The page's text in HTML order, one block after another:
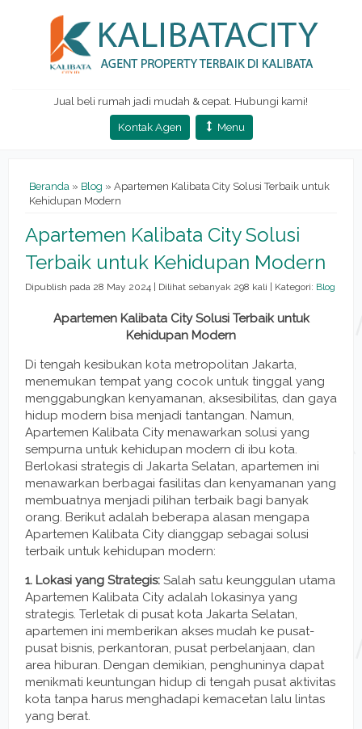
Jual beli rumah jadi mudah & cepat. Hubungi kami!
Kontak Agen
Menu
Beranda » Blog » Apartemen Kalibata City Solusi Terbaik untuk
Kehidupan Modern
Apartemen Kalibata City Solusi
Terbaik untuk Kehidupan Modern
Dipublish pada 28 May 2024 | Dilihat sebanyak 298 kali | Kategori: Blog
Apartemen Kalibata City Solusi Terbaik untuk
Kehidupan Modern
Di tengah kesibukan kota metropolitan Jakarta,
menemukan tempat yang cocok untuk tinggal yang
menggabungkan kenyamanan, aksesibilitas, dan gaya
hidup modern bisa menjadi tantangan. Namun,
Apartemen Kalibata City menawarkan solusi yang
sempurna untuk kehidupan modern di ibu kota.
Berlokasi strategis di Jakarta Selatan, apartemen ini
menawarkan berbagai fasilitas dan kenyamanan yang
membuatnya menjadi pilihan terbaik bagi banyak
orang. Berikut adalah beberapa alasan mengapa
Apartemen Kalibata City dianggap sebagai solusi
terbaik untuk kehidupan modern:
1. Lokasi yang Strategis: Salah satu keunggulan utama
Apartemen Kalibata City adalah lokasinya yang
strategis. Terletak di pusat kota Jakarta Selatan,
apartemen ini memberikan akses mudah ke pusat-
pusat bisnis, perkantoran, pusat perbelanjaan, dan
area hiburan. Dengan demikian, penghuninya dapat
menikmati keuntungan hidup di tengah pusat aktivitas
kota tanpa harus menghadapi kemacetan lalu lintas
yang berat.